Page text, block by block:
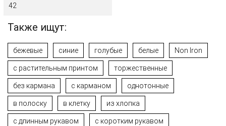
42
Также ищут:
бежевые синие голубые белые Non Iron
с растительным принтом торжественные
без кармана с карманом однотонные
в полоску в клетку из хлопка
с длинным рукавом с коротким рукавом